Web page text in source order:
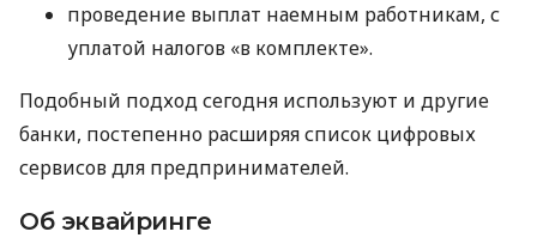
проведение выплат наемным работникам, с
уплатой налогов «в комплекте».
Подобный подход сегодня используют и другие
банки, постепенно расширяя список цифровых
сервисов для предпринимателей.
Об эквайринге